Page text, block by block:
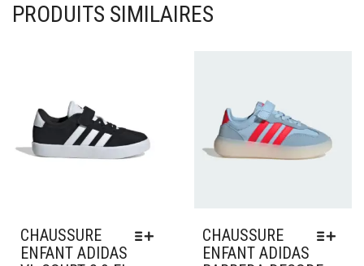
PRODUITS SIMILAIRES
CHAUSSURE
ENFANT ADIDAS
CHAUSSURE
ENFANT ADIDAS